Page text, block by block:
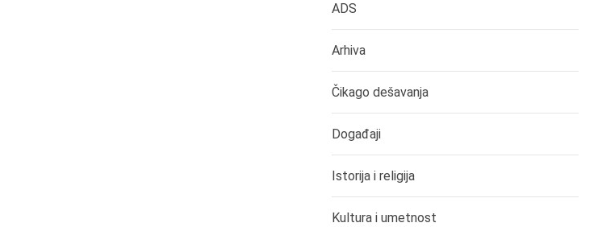
ADS
Arhiva
Čikago dešavanja
Događaji
Istorija i religija
Kultura i umetnost